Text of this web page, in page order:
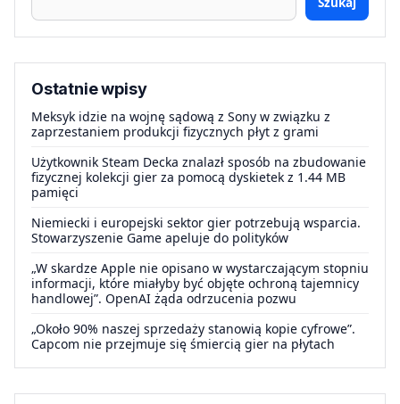
Ostatnie wpisy
Meksyk idzie na wojnę sądową z Sony w związku z
zaprzestaniem produkcji fizycznych płyt z grami
Użytkownik Steam Decka znalazł sposób na zbudowanie
fizycznej kolekcji gier za pomocą dyskietek z 1.44 MB
pamięci
Niemiecki i europejski sektor gier potrzebują wsparcia.
Stowarzyszenie Game apeluje do polityków
„W skardze Apple nie opisano w wystarczającym stopniu
informacji, które miałyby być objęte ochroną tajemnicy
handlowej”. OpenAI żąda odrzucenia pozwu
„Około 90% naszej sprzedaży stanowią kopie cyfrowe”.
Capcom nie przejmuje się śmiercią gier na płytach